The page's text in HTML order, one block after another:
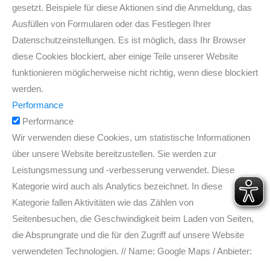
gesetzt. Beispiele für diese Aktionen sind die Anmeldung, das
Ausfüllen von Formularen oder das Festlegen Ihrer
Datenschutzeinstellungen. Es ist möglich, dass Ihr Browser
diese Cookies blockiert, aber einige Teile unserer Website
funktionieren möglicherweise nicht richtig, wenn diese blockiert
werden.
Performance
Performance
Wir verwenden diese Cookies, um statistische Informationen
über unsere Website bereitzustellen. Sie werden zur
Leistungsmessung und -verbesserung verwendet. Diese
Kategorie wird auch als Analytics bezeichnet. In diese
Kategorie fallen Aktivitäten wie das Zählen von
Seitenbesuchen, die Geschwindigkeit beim Laden von Seiten,
die Absprungrate und die für den Zugriff auf unsere Website
verwendeten Technologien. // Name: Google Maps / Anbieter: